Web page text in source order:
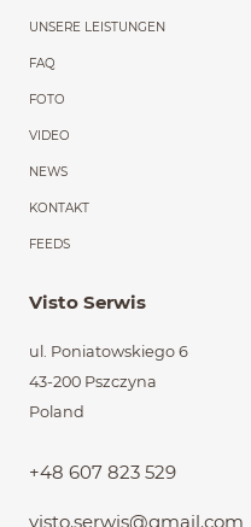
UNSERE LEISTUNGEN
FAQ
FOTO
VIDEO
NEWS
KONTAKT
FEEDS
Visto Serwis
ul. Poniatowskiego 6
43-200 Pszczyna
Poland
+48 607 823 529
visto.serwis@gmail.com